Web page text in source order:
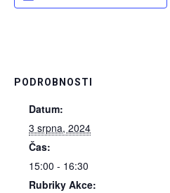
PODROBNOSTI
Datum:
3 srpna, 2024
Čas:
15:00 - 16:30
Rubriky Akce: